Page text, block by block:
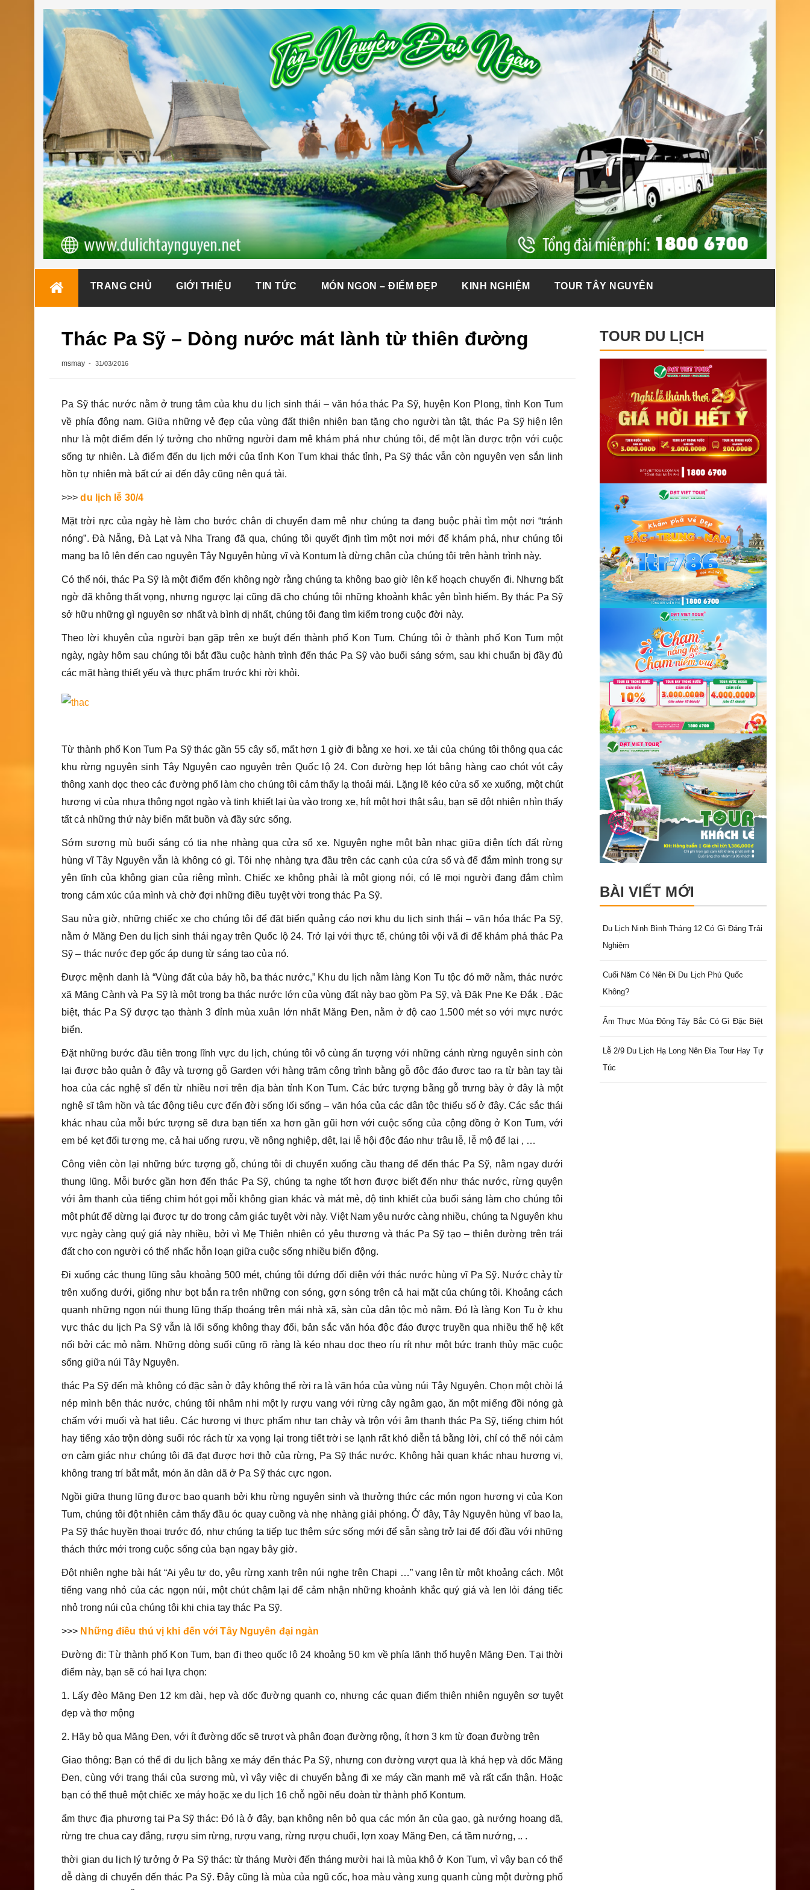
TRANG CHỦ GIỚI THIỆU TIN TỨC MÓN NGON – ĐIỂM ĐẸP KINH NGHIỆM TOUR TÂY NGUYÊN
Thác Pa Sỹ – Dòng nước mát lành từ thiên đường
msmay 31/03/2016
Pa Sỹ thác nước nằm ở trung tâm của khu du lịch sinh thái – văn hóa thác Pa Sỹ, huyện Kon Plong, tỉnh Kon Tum
về phía đông nam. Giữa những vẻ đẹp của vùng đất thiên nhiên ban tặng cho người tàn tật, thác Pa Sỹ hiện lên
như là một điểm đến lý tưởng cho những người đam mê khám phá như chúng tôi, để một lần được trộn với cuộc
sống tự nhiên. Là điểm đến du lịch mới của tỉnh Kon Tum khai thác tỉnh, Pa Sỹ thác vẫn còn nguyên vẹn sắn linh
hồn tự nhiên mà bất cứ ai đến đây cũng nên quá tải.
>>>du lịch lễ 30/4
Mặt trời rực của ngày hè làm cho bước chân di chuyển đam mê như chúng ta đang buộc phải tìm một nơi “tránh
nóng”. Đà Nẵng, Đà Lạt và Nha Trang đã qua, chúng tôi quyết định tìm một nơi mới để khám phá, như chúng tôi
mang ba lô lên đến cao nguyên Tây Nguyên hùng vĩ và Kontum là dừng chân của chúng tôi trên hành trình này.
Có thể nói, thác Pa Sỹ là một điểm đến không ngờ rằng chúng ta không bao giờ lên kế hoạch chuyến đi. Nhưng bất
ngờ đã không thất vọng, nhưng ngược lại cũng đã cho chúng tôi những khoảnh khắc yên bình hiếm. By thác Pa Sỹ
sở hữu những gì nguyên sơ nhất và bình dị nhất, chúng tôi đang tìm kiếm trong cuộc đời này.
Theo lời khuyên của người bạn gặp trên xe buýt đến thành phố Kon Tum. Chúng tôi ở thành phố Kon Tum một
ngày, ngày hôm sau chúng tôi bắt đầu cuộc hành trình đến thác Pa Sỹ vào buổi sáng sớm, sau khi chuẩn bị đầy đủ
các mặt hàng thiết yếu và thực phẩm trước khi rời khỏi.
Từ thành phố Kon Tum Pa Sỹ thác gần 55 cây số, mất hơn 1 giờ đi bằng xe hơi. xe tải của chúng tôi thông qua các
khu rừng nguyên sinh Tây Nguyên cao nguyên trên Quốc lộ 24. Con đường hẹp lót bằng hàng cao chót vót cây
thông xanh dọc theo các đường phố làm cho chúng tôi cảm thấy lạ thoải mái. Lặng lẽ kéo cửa sổ xe xuống, một chút
hương vị của nhựa thông ngọt ngào và tinh khiết lại ùa vào trong xe, hít một hơi thật sâu, bạn sẽ đột nhiên nhìn thấy
tất cả những thứ này biến mất buồn và đầy sức sống.
Sớm sương mù buổi sáng có tia nhẹ nhàng qua cửa sổ xe. Nguyên nghe một bản nhạc giữa diện tích đất rừng
hùng vĩ Tây Nguyên vẫn là không có gì. Tôi nhẹ nhàng tựa đầu trên các cạnh của cửa sổ và để đắm mình trong sự
yên tĩnh của không gian của riêng mình. Chiếc xe không phải là một giọng nói, có lẽ mọi người đang đắm chìm
trong cảm xúc của mình và chờ đợi những điều tuyệt vời trong thác Pa Sỹ.
Sau nửa giờ, những chiếc xe cho chúng tôi để đặt biển quảng cáo nơi khu du lịch sinh thái – văn hóa thác Pa Sỹ,
nằm ở Măng Đen du lịch sinh thái ngay trên Quốc lộ 24. Trở lại với thực tế, chúng tôi vội vã đi để khám phá thác Pa
Sỹ – thác nước đẹp gốc áp dụng từ sáng tạo của nó.
Được mệnh danh là “Vùng đất của bảy hồ, ba thác nước,” Khu du lịch nằm làng Kon Tu tộc đó mỡ nằm, thác nước
xã Măng Cành và Pa Sỹ là một trong ba thác nước lớn của vùng đất này bao gồm Pa Sỹ, và Đăk Pne Ke Đắk . Đặc
biệt, thác Pa Sỹ được tạo thành 3 đỉnh mùa xuân lớn nhất Măng Đen, nằm ở độ cao 1.500 mét so với mực nước
biển.
Đặt những bước đầu tiên trong lĩnh vực du lịch, chúng tôi vô cùng ấn tượng với những cánh rừng nguyên sinh còn
lại được bảo quản ở đây và tượng gỗ Garden với hàng trăm công trình bằng gỗ độc đáo được tạo ra từ bàn tay tài
hoa của các nghệ sĩ đến từ nhiều nơi trên địa bàn tỉnh Kon Tum. Các bức tượng bằng gỗ trưng bày ở đây là một
nghệ sĩ tâm hồn và tác động tiêu cực đến đời sống lối sống – văn hóa của các dân tộc thiểu số ở đây. Các sắc thái
khác nhau của mỗi bức tượng sẽ đưa bạn tiến xa hơn gần gũi hơn với cuộc sống của cộng đồng ở Kon Tum, với
em bé kẹt đối tượng mẹ, cả hai uống rượu, về nông nghiệp, dệt, lại lễ hội độc đáo như trâu lễ, lễ mộ để lại , …
Công viên còn lại những bức tượng gỗ, chúng tôi di chuyển xuống cầu thang để đến thác Pa Sỹ, nằm ngay dưới
thung lũng. Mỗi bước gần hơn đến thác Pa Sỹ, chúng ta nghe tốt hơn được biết đến như thác nước, rừng quyện
với âm thanh của tiếng chim hót gọi mỗi không gian khác và mát mẻ, độ tinh khiết của buổi sáng làm cho chúng tôi
một phút để dừng lại được tự do trong cảm giác tuyệt vời này. Việt Nam yêu nước càng nhiều, chúng ta Nguyên khu
vực ngày càng quý giá này nhiều, bởi vì Mẹ Thiên nhiên có yêu thương và thác Pa Sỹ tạo – thiên đường trên trái
đất cho con người có thể nhấc hỗn loạn giữa cuộc sống nhiều biến động.
Đi xuống các thung lũng sâu khoảng 500 mét, chúng tôi đứng đối diện với thác nước hùng vĩ Pa Sỹ. Nước chảy từ
trên xuống dưới, giống như bọt bắn ra trên những con sóng, gợn sóng trên cả hai mặt của chúng tôi. Khoảng cách
quanh những ngọn núi thung lũng thấp thoáng trên mái nhà xã, sàn của dân tộc mỏ nằm. Đó là làng Kon Tu ở khu
vực thác du lịch Pa Sỹ vẫn là lối sống không thay đổi, bản sắc văn hóa độc đáo được truyền qua nhiều thế hệ kết
nối bởi các mỏ nằm. Những dòng suối cũng rõ ràng là kéo nhau dọc theo ríu rít như một bức tranh thủy mặc cuộc
sống giữa núi Tây Nguyên.
thác Pa Sỹ đến mà không có đặc sản ở đây không thể rời ra là văn hóa của vùng núi Tây Nguyên. Chọn một chòi lá
nép mình bên thác nước, chúng tôi nhâm nhi một ly rượu vang với rừng cây ngâm gạo, ăn một miếng đồi nóng gà
chấm với muối và hạt tiêu. Các hương vị thực phẩm như tan chảy và trộn với âm thanh thác Pa Sỹ, tiếng chim hót
hay tiếng xáo trộn dòng suối róc rách từ xa vọng lại trong tiết trời se lạnh rất khó diễn tả bằng lời, chỉ có thể nói cảm
ơn cảm giác như chúng tôi đã đạt được hơi thở của rừng, Pa Sỹ thác nước. Không hải quan khác nhau hương vị,
không trang trí bắt mắt, món ăn dân dã ở Pa Sỹ thác cực ngon.
Ngồi giữa thung lũng được bao quanh bởi khu rừng nguyên sinh và thưởng thức các món ngon hương vị của Kon
Tum, chúng tôi đột nhiên cảm thấy đầu óc quay cuồng và nhẹ nhàng giải phóng. Ở đây, Tây Nguyên hùng vĩ bao la,
Pa Sỹ thác huyền thoại trước đó, như chúng ta tiếp tục thêm sức sống mới để sẵn sàng trở lại để đối đầu với những
thách thức mới trong cuộc sống của bạn ngay bây giờ.
Đột nhiên nghe bài hát “Ai yêu tự do, yêu rừng xanh trên núi nghe trên Chapi …” vang lên từ một khoảng cách. Một
tiếng vang nhỏ của các ngọn núi, một chút chậm lại để cảm nhận những khoảnh khắc quý giá và len lỏi đáng tiếc
nhỏ trong núi của chúng tôi khi chia tay thác Pa Sỹ.
>>> Những điều thú vị khi đến với Tây Nguyên đại ngàn
Đường đi: Từ thành phố Kon Tum, bạn đi theo quốc lộ 24 khoảng 50 km về phía lãnh thổ huyện Măng Đen. Tại thời
điểm này, bạn sẽ có hai lựa chọn:
1. Lấy đèo Măng Đen 12 km dài, hẹp và dốc đường quanh co, nhưng các quan điểm thiên nhiên nguyên sơ tuyệt
đẹp và thơ mộng
2. Hãy bỏ qua Măng Đen, với ít đường dốc sẽ trượt và phân đoạn đường rộng, ít hơn 3 km từ đoạn đường trên
Giao thông: Bạn có thể đi du lịch bằng xe máy đến thác Pa Sỹ, nhưng con đường vượt qua là khá hẹp và dốc Măng
Đen, cùng với trạng thái của sương mù, vì vậy việc di chuyển bằng đi xe máy cần mạnh mẽ và rất cẩn thận. Hoặc
bạn có thể thuê một chiếc xe máy hoặc xe du lịch 16 chỗ ngồi nếu đoàn từ thành phố Kontum.
ẩm thực địa phương tại Pa Sỹ thác: Đó là ở đây, bạn không nên bỏ qua các món ăn của gạo, gà nướng hoang dã,
rừng tre chua cay đắng, rượu sim rừng, rượu vang, rừng rượu chuối, lợn xoay Măng Đen, cá tầm nướng, .. .
thời gian du lịch lý tưởng ở Pa Sỹ thác: từ tháng Mười đến tháng mười hai là mùa khô ở Kon Tum, vì vậy bạn có thể
dễ dàng di chuyển đến thác Pa Sỹ. Đây cũng là mùa của ngũ cốc, hoa màu vàng xung quanh cùng một đường phố
TOUR DU LỊCH
BÀI VIẾT MỚI
Du Lịch Ninh Bình Tháng 12 Có Gì Đáng Trải
Nghiệm
Cuối Năm Có Nên Đi Du Lịch Phú Quốc
Không?
Ẩm Thực Mùa Đông Tây Bắc Có Gì Đặc Biệt
Lễ 2/9 Du Lịch Hạ Long Nên Đia Tour Hay Tự
Túc